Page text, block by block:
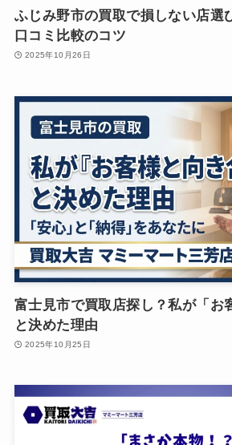
ふじみ野市の買取で損しない店選
口コミ比較のコツ
2025年10月26日
富士見市で買取店探し？私が「お
と決めた理由
2025年10月25日